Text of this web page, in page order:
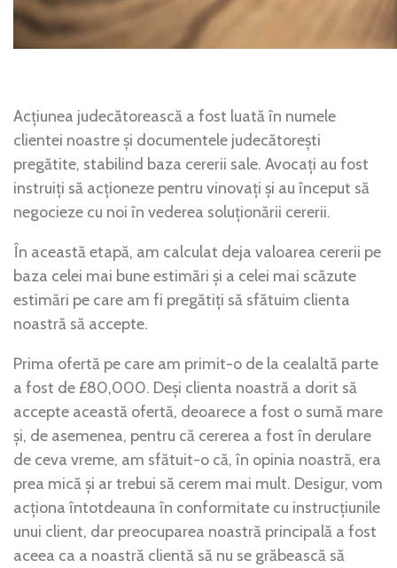
Acțiunea judecătorească a fost luată în numele
clientei noastre și documentele judecătorești
pregătite, stabilind baza cererii sale. Avocați au fost
instruiți să acționeze pentru vinovați și au început să
negocieze cu noi în vederea soluționării cererii.
În această etapă, am calculat deja valoarea cererii pe
baza celei mai bune estimări și a celei mai scăzute
estimări pe care am fi pregătiți să sfătuim clienta
noastră să accepte.
Prima ofertă pe care am primit-o de la cealaltă parte
a fost de £80,000. Deși clienta noastră a dorit să
accepte această ofertă, deoarece a fost o sumă mare
și, de asemenea, pentru că cererea a fost în derulare
de ceva vreme, am sfătuit-o că, în opinia noastră, era
prea mică și ar trebui să cerem mai mult. Desigur, vom
acționa întotdeauna în conformitate cu instrucțiunile
unui client, dar preocuparea noastră principală a fost
aceea ca a noastră clientă să nu se grăbească să